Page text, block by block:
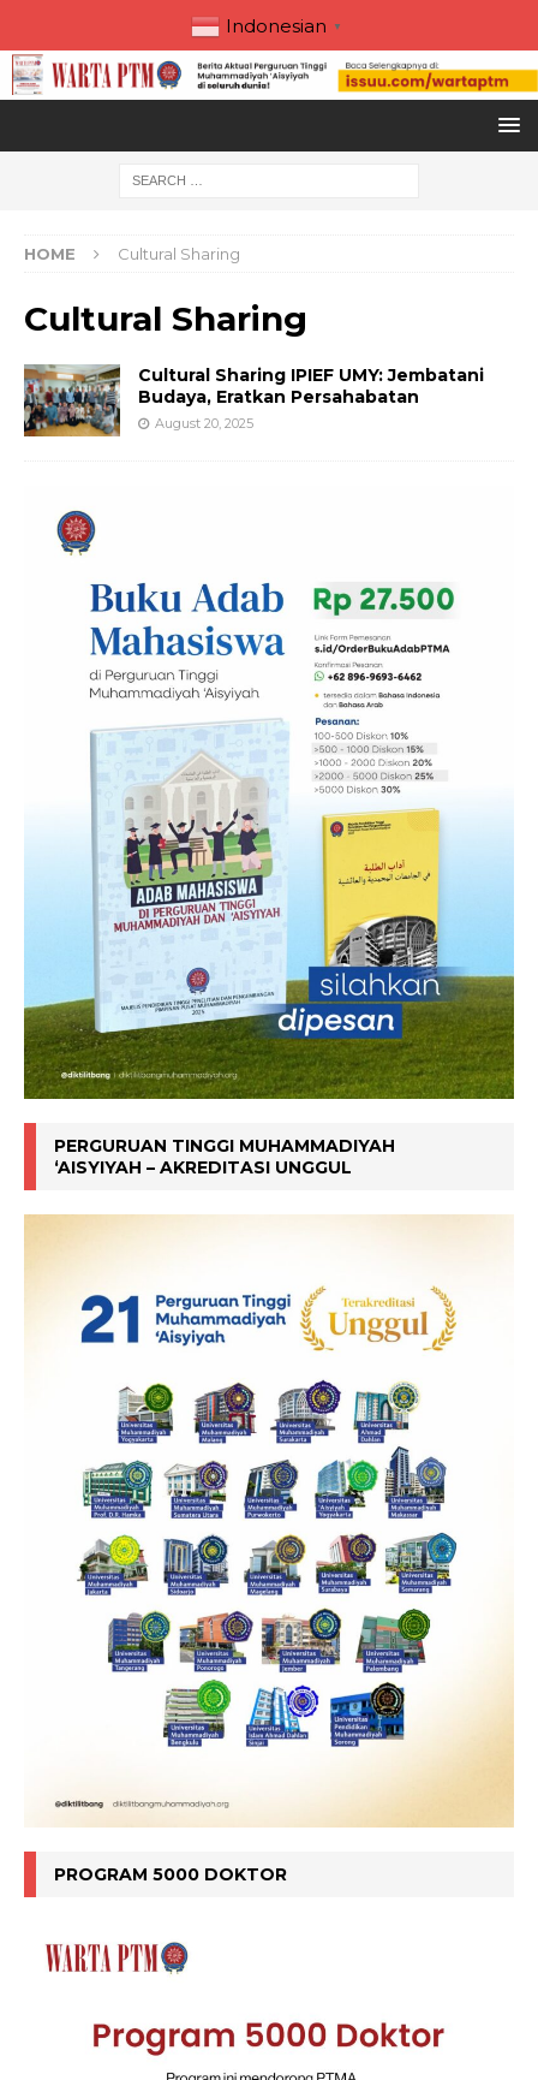
Indonesian ▼
HOME Cultural Sharing
Cultural Sharing
Cultural Sharing IPIEF UMY: Jembatani
Budaya, Eratkan Persahabatan
August 20, 2025
PERGURUAN TINGGI MUHAMMADIYAH
‘AISYIYAH – AKREDITASI UNGGUL
PROGRAM 5000 DOKTOR